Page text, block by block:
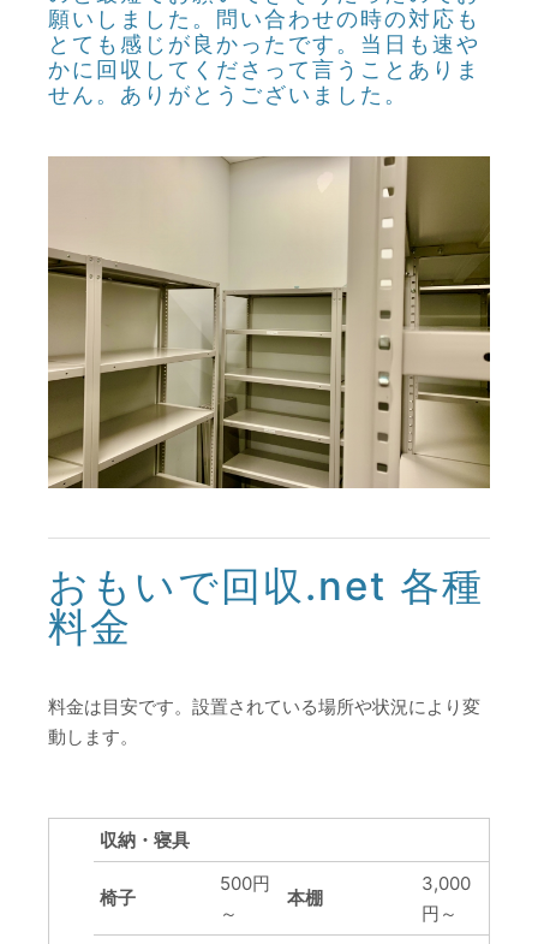
願いしました。問い合わせの時の対応も
とても感じが良かったです。当日も速や
かに回収してくださって言うことありま
せん。ありがとうございました。
おもいで回収.net 各種
料金
料金は目安です。設置されている場所や状況により変
動します。
収納・寝具
椅子
500円
～
本棚
3,000
円～